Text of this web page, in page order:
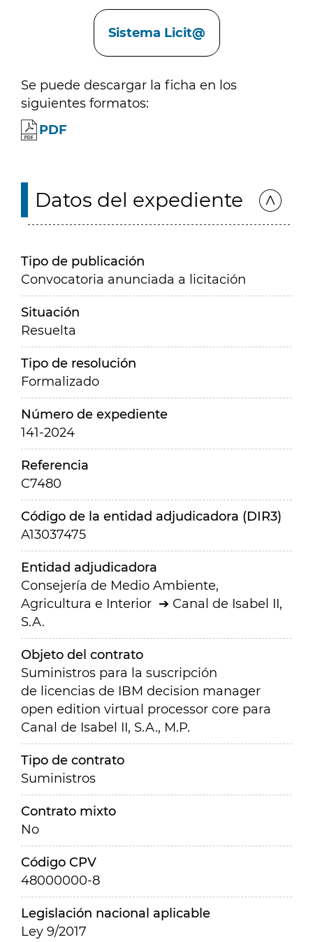
Sistema Licit@
Se puede descargar la ficha en los
siguientes formatos:
PDF
Datos del expediente
Tipo de publicación
Convocatoria anunciada a licitación
Situación
Resuelta
Tipo de resolución
Formalizado
Número de expediente
141-2024
Referencia
C7480
Código de la entidad adjudicadora (DIR3)
A13037475
Entidad adjudicadora
Consejería de Medio Ambiente,
Agricultura e Interior
Canal de Isabel II,
S.A.
Objeto del contrato
Suministros para la suscripción
de licencias de IBM decision manager
open edition virtual processor core para
Canal de Isabel II, S.A., M.P.
Tipo de contrato
Suministros
Contrato mixto
No
Código CPV
48000000-8
Legislación nacional aplicable
Ley 9/2017